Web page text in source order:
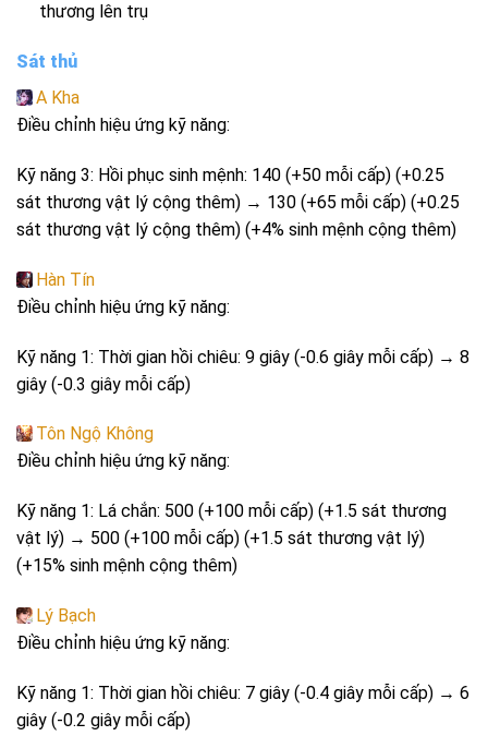
thương lên trụ
Sát thủ
A Kha
Điều chỉnh hiệu ứng kỹ năng:
Kỹ năng 3: Hồi phục sinh mệnh: 140 (+50 mỗi cấp) (+0.25
sát thương vật lý cộng thêm) → 130 (+65 mỗi cấp) (+0.25
sát thương vật lý cộng thêm) (+4% sinh mệnh cộng thêm)
Hàn Tín
Điều chỉnh hiệu ứng kỹ năng:
Kỹ năng 1: Thời gian hồi chiêu: 9 giây (-0.6 giây mỗi cấp) → 8
giây (-0.3 giây mỗi cấp)
Tôn Ngộ Không
Điều chỉnh hiệu ứng kỹ năng:
Kỹ năng 1: Lá chắn: 500 (+100 mỗi cấp) (+1.5 sát thương
vật lý) → 500 (+100 mỗi cấp) (+1.5 sát thương vật lý)
(+15% sinh mệnh cộng thêm)
Lý Bạch
Điều chỉnh hiệu ứng kỹ năng:
Kỹ năng 1: Thời gian hồi chiêu: 7 giây (-0.4 giây mỗi cấp) → 6
giây (-0.2 giây mỗi cấp)